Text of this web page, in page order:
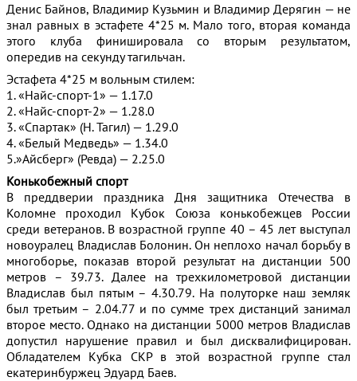
Денис Байнов, Владимир Кузьмин и Владимир Дерягин — не
знал равных в эстафете 4*25 м. Мало того, вторая команда
этого клуба финишировала со вторым результатом,
опередив на секунду тагильчан.
Эстафета 4*25 м вольным стилем:
1. «Найс-спорт-1» — 1.17.0
2. «Найс-спорт-2» — 1.28.0
3. «Спартак» (Н. Тагил) — 1.29.0
4. «Белый Медведь» — 1.34.0
5.»Айсберг» (Ревда) — 2.25.0
Конькобежный спорт
В преддверии праздника Дня защитника Отечества в
Коломне проходил Кубок Союза конькобежцев России
среди ветеранов. В возрастной группе 40 – 45 лет выступал
новоуралец Владислав Болонин. Он неплохо начал борьбу в
многоборье, показав второй результат на дистанции 500
метров – 39.73. Далее на трехкилометровой дистанции
Владислав был пятым – 4.30.79. На полуторке наш земляк
был третьим – 2.04.77 и по сумме трех дистанций занимал
второе место. Однако на дистанции 5000 метров Владислав
допустил нарушение правил и был дисквалифицирован.
Обладателем Кубка СКР в этой возрастной группе стал
екатеринбуржец Эдуард Баев.